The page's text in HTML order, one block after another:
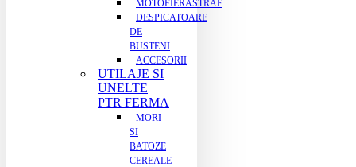
MOTOFIERASTRAE
DESPICATOARE
DE
BUSTENI
ACCESORII
UTILAJE SI
UNELTE
PTR FERMA
MORI
SI
BATOZE
CEREALE